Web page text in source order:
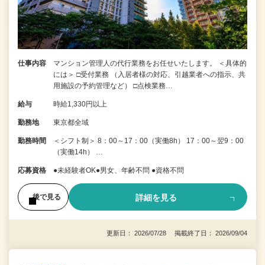
仕事内容
マンション管理人の代行業務をお任せいたします。 ＜具体的
には＞ □受付業務 （入居者様の対応、引越業者への指示、共
用施設の予約管理など） □点検業務…
給与 時給1,330円以上
勤務地 東京都全域
勤務時間
＜シフト制＞ 8：00～17：00（実働8h） 17：00～翌9：00
（実働14h） …
応募資格 ●未経験者OK●男女、年齢不問 ●資格不問
後で見る 詳細を見る
更新日： 2026/07/28 掲載終了日： 2026/09/04